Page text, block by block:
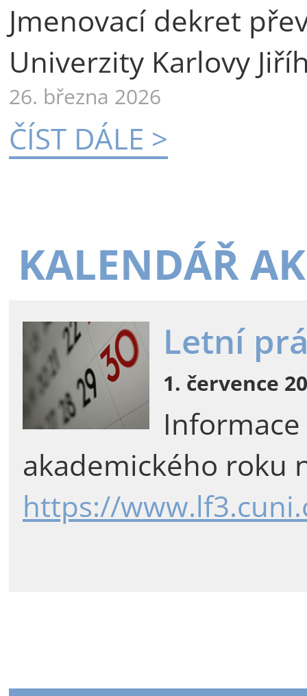
Jmenovací dekret
Univerzity Karlovy
26. března 2026
ČÍST DÁLE >
KALENDÁŘ
Letní
1. července
akademického roku
https://